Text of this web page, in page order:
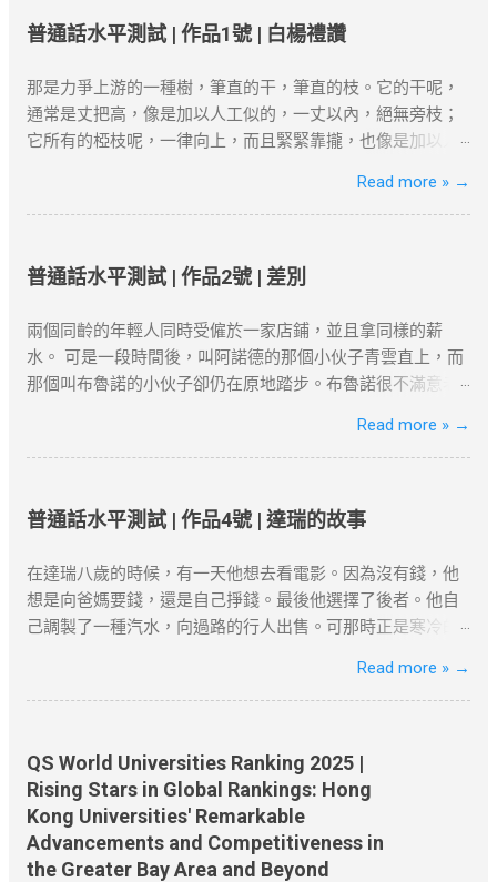
强，支持Netflix、YouTube等流媒体解锁。 Surfshark ：价格
置VPN翻墙？ 下载并安装VPN客户端 ：选择你喜欢的VPN服
务商，下载安装客户端。 连接到合适的服务器 ：选择一个你
想连接的地区服务器，例如美国或香港。 开始浏览 ：一旦连
活动都将被加密，你可以自由访问被封锁的网站或流媒体平
台。 常见问题与解决方案 VPN连接失败 ：如果VPN无法连
置。你也可以检查本地网络设置是否正确。 Netflix检测到
VPN ：一些流媒体平台会检测到VPN连接并限制访问。如果
出现这种情况，尝试更换不同的服务器或使用专门支持
Netflix的VPN服务。 连接速度慢 ：VPN加密会略微影响上网
速度。如果速度较慢，可以尝试切换到不同的VPN服务器，
网站和应用都受到严格的审查和封锁。使用VPN翻墙，可以
突破“防火墙”的限制，畅享全球互联网内容。尽管网络审查非
數量。 二、2025年續簽審核的核心條件 港府對人才續簽的審
因素： 1. 穩定的工作與收入 薪俸稅門檻 ：續簽需證明「穩
定收入」且符合市場水平，年薪需達200萬港幣以上（針對高
才A類）。 合約與職位匹配 ：受聘工作須與學歷及專業相
居住與社會融入 「兩址兩單」原則 ：需提供住址證明（租
約、水電單）、公司地址及薪俸稅/利得稅單，證明與香港的
期離港者需提供合理解釋（如外派工作）。 3. 創業或業務貢
公租約，證明公司實際運營。 年收入門檻 ：企業年盈利建議
超500萬港幣，方能符合「合理規模業務」標準。 4. 家庭成
員在港生活 配偶與子女因素 ：若配偶在港工作、子女就讀本
見誤區 1. 申請時間與材料準備 提前3個月申請 ：高才續簽需
在原簽證到期前3個月提交。 材料清單 ：根據就業、創業或
拒簽原因與避坑建議 誤區一：依賴「空殼公司」 高才自雇續
簽需避免「虛假掛靠」，空殼公司拒批率超80%。 誤區二：
忽略居住要求 離港超過180天未提供合理解釋，可能被視為
「非通常居住」。 誤區三：收入不達標 月薪需達2萬港幣以
上，且收入來源需與香港公司直接相關。 四、2025年KPI目
：自雇者需注意「薪俸稅」與「利得稅」差異，續簽需以薪
俸稅為主。 合約期限設計 ：建議簽訂長約（如2-3年），以
繫續簽資...
普通話水平測試 | 作品1號 | 白楊禮讚
那是力爭上游的一種樹，筆直的干，筆直的枝。它的干呢，
通常是丈把高，像是加以人工似的，一丈以內，絕無旁枝；
它所有的椏枝呢，一律向上，而且緊緊靠攏，也像是加以人
片向上，幾乎沒有斜生的，更不用說倒垂了；它的皮，光滑
而有銀色的暈圈，微微泛出淡青色。這是雖在北方的風雪的
卻努力向上發展，高到丈許，兩丈，參天聳立，不折不撓，
決不是平凡的樹! 它沒有婆娑的姿態，沒有屈曲盤旋的虯枝，
也許你要說它不美麗，--如果美是專指“婆娑”或“橫斜逸出”之
類而言，那麼，白楊樹算不得樹中的好女子；但是它卻是偉
不屈與挺拔，它是樹中的偉丈夫!當你在積雪初融的高原上走
過，看見平坦的大地上傲然挺立這麼一株或一排白楊樹，難
堅強不屈，至少也像徵了北方的農民；難道你竟一點兒也不
節選自茅盾《白楊禮讚》 資料搜尋自網
絡或筆者看法，僅供學習用途。請各位讀者閲讀前自行衡量
風險，本文筆者及網站不對讀者閲讀前後的任何行爲負責。
更新和刪除的權力。本文純粹分享學習内容。如涉及版權問
題，請版權持有人與我們聯絡，我們會配合及作出適當安
Read more » →
普通話水平測試 | 作品2號 | 差別
兩個同齡的年輕人同時受僱於一家店鋪，並且拿同樣的薪
水。 可是一段時間後，叫阿諾德的那個小伙子青雲直上，而
那個叫布魯諾的小伙子卻仍在原地踏步。布魯諾很不滿意老
一邊耐心地聽著他的抱怨，一邊在心裡盤算著怎樣向他解釋
清楚他和阿諾德之間的差別。 “布魯諾先生，”老闆開口說話
布魯諾從集市上回來向老闆匯報說，今早集市上只有一個農
帽子又跑到集上，然後回來告訴老闆一共四十袋土豆。 “價格
是多少？” 布魯諾又第三次跑到集上問來了價格。 “好吧，”
老闆對他說，“現在請您坐到這把椅子上一句話也不要說，看
報說到現在為止只有一個農民在賣土豆，一共四十口袋，價
格是多少多少；土豆質量很不錯，他帶回來一個讓老闆看
格非常公道。昨天他們鋪子的西紅柿賣得很快，庫存已經不
多了。 節選自張健鵬、 胡足青主編《故事時代》中《差別》
資料搜尋自網絡或筆者看法，僅供學習用途。請各位讀者閲
讀前自行衡量風險，本文筆者及網站不對讀者閲讀前後的任
何行爲負責。如有錯漏或任何問題，筆者及網站概不負責，
Read more » →
普通話水平測試 | 作品4號 | 達瑞的故事
在達瑞八歲的時候，有一天他想去看電影。因為沒有錢，他
想是向爸媽要錢，還是自己掙錢。最後他選擇了後者。他自
己調製了一種汽水，向過路的行人出售。可那時正是寒冷的
然有一個和非常成功的商人談話的機會。當他對商人講述了
自己的“破產史”後，商人給了他兩個重要的建議：一是嘗試為
你擁有的東西上。 這兩個建議很關鍵。因為對於一個八歲的
孩子而言，他不會做的事情很多。於是他穿過大街小巷，不
停地思考：人們會有什麼難題，他又如何利用這個機會？ 一
天，吃早飯時父親讓達瑞去取報紙。美國的送報員總是把報
紙從花園籬笆的一個特製的管子裡塞進來。假如你想穿著睡
Read more » →
QS World Universities Ranking 2025 |
Rising Stars in Global Rankings: Hong
Kong Universities' Remarkable
Advancements and Competitiveness in
the Greater Bay Area and Beyond